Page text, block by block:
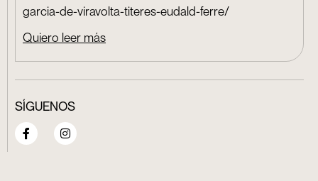
garcia-de-viravolta-titeres-eudald-ferre/
Quiero leer más
SÍGUENOS